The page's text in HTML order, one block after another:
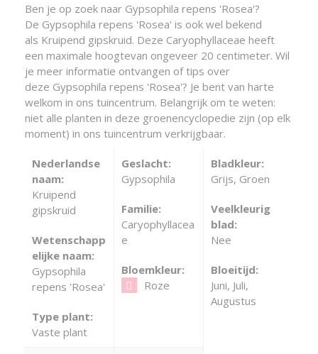
Ben je op zoek naar Gypsophila repens 'Rosea'?
De Gypsophila repens 'Rosea' is ook wel bekend
als Kruipend gipskruid. Deze Caryophyllaceae heeft
een maximale hoogtevan ongeveer 20 centimeter. Wil
je meer informatie ontvangen of tips over
deze Gypsophila repens 'Rosea'? Je bent van harte
welkom in ons tuincentrum. Belangrijk om te weten:
niet alle planten in deze groenencyclopedie zijn (op elk
moment) in ons tuincentrum verkrijgbaar.
Nederlandse
naam:
Kruipend
gipskruid
Wetenschapp
elijke naam:
Gypsophila
repens 'Rosea'
Type plant:
Vaste plant
Geslacht:
Gypsophila
Familie:
Caryophyllacea
e
Bloemkleur:
Roze
Bladkleur:
Grijs, Groen
Veelkleurig
blad:
Nee
Bloeitijd:
Juni, Juli,
Augustus